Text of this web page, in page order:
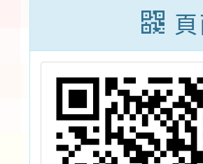
發水保防災行
教具借用一案